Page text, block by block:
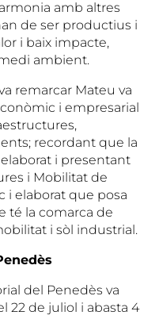
amb altres
de ser productius i
i baix impacte,
ambient.
remarcar Mateu va
i empresarial
recordant que la
elaborat i presentant
i Mobilitat de
i elaborat que posa
té la comarca de
i sòl industrial.
del Penedès va
22 de juliol i abasta 4